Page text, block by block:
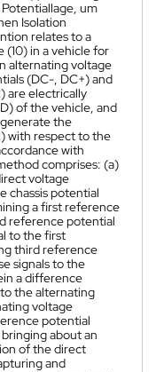
um
Isolation
relates to a
in a vehicle for
alternating voltage
(DC-, DC+) and
are electrically
of the vehicle, and
the
with respect to the
with
comprises: (a)
voltage
chassis potential
a first reference
reference potential
to the first
third reference
signals to the
a difference
the alternating
voltage
potential
about an
of the direct
and